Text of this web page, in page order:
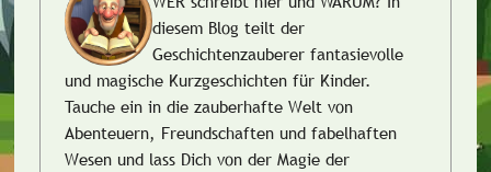
diesem Blog teilt der
Geschichtenzauberer fantasievolle
und magische Kurzgeschichten für Kinder.
Tauche ein in die zauberhafte Welt von
Abenteuern, Freundschaften und fabelhaften
Wesen und lass Dich von der Magie der